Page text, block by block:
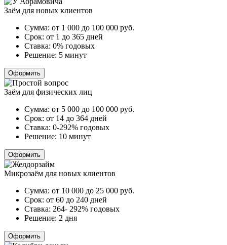
Заём для новых клиентов
Сумма: от 1 000 до 100 000 руб.
Срок: от 1 до 365 дней
Ставка: 0% годовых
Решение: 5 минут
Оформить
Заём для физических лиц
Сумма: от 5 000 до 100 000 руб.
Срок: от 14 до 364 дней
Ставка: 0-292% годовых
Решение: 10 минут
Оформить
Микрозаём для новых клиентов
Сумма: от 10 000 до 25 000 руб.
Срок: от 60 до 240 дней
Ставка: 264- 292% годовых
Решение: 2 дня
Оформить